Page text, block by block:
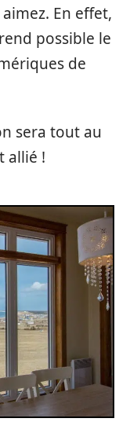
En effet,
possible le
de
sera tout au
allié !